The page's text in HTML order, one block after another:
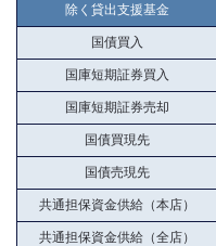
除く貸出支援基金
国債買入
国庫短期証券買入
国庫短期証券売却
国債買現先
国債売現先
共通担保資金供給（本店）
共通担保資金供給（全店）